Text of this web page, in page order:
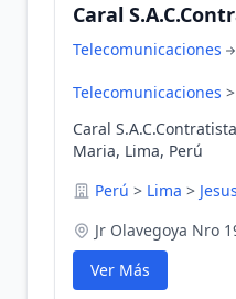
Caral
Telecomunicaciones
Telecomunicaciones >
Caral
Maria, Lima, Perú
Perú > Lima >
Jr Olavegoya Nro
Ver Más